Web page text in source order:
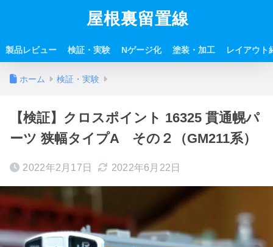
屋根裏留置線
製品レビュー 検証・実験 Nゲージ化 塗装・加工 レイアウト
ホーム 検証・実験
【検証】クロスポイント 16325 貫通幌パ
ーツ 狭幅タイプA その２（GM211系）
2022年2月17日 2022年6月22日